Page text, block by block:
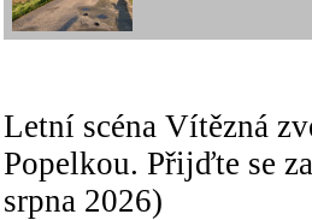
Letní scéna Vítězná
Popelkou. Přijďte se
srpna 2026)